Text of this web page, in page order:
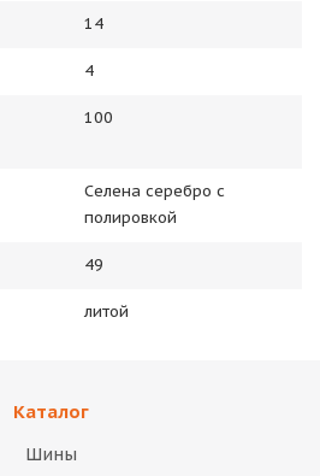
14
4
100
Селена серебро с
полировкой
49
литой
Каталог
Шины